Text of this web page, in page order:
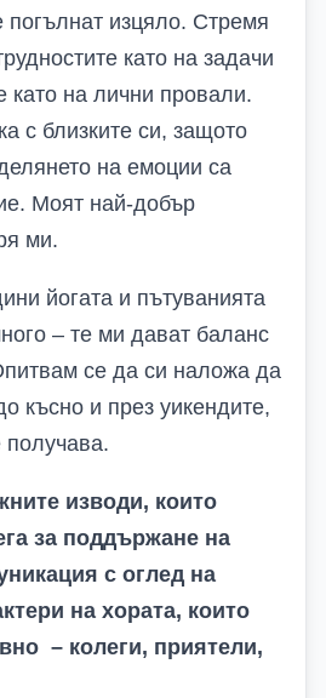
погълнат изцяло. Стремя
като на задачи
като на лични провали.
с близките си, защото
на емоции са
Моят най-добър
ми.
йогата и пътуванията
– те ми дават баланс
се да си наложа да
късно и през уикендите,
получава.
изводи, които
за поддържане на
с оглед на
на хората, които
– колеги, приятели,